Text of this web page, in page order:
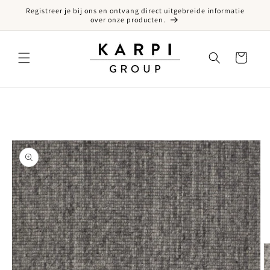
naar de content
Registreer je bij ons en ontvang direct uitgebreide informatie
over onze producten.
Winkelwagen
naar productinformatie